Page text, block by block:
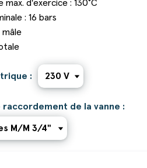
max. d'exercice : 130°C
: 16 bars
mâle
:
raccordement de la vanne :